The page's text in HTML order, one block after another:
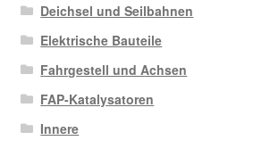
Deichsel und Seilbahnen
Elektrische Bauteile
Fahrgestell und Achsen
FAP-Katalysatoren
Innere